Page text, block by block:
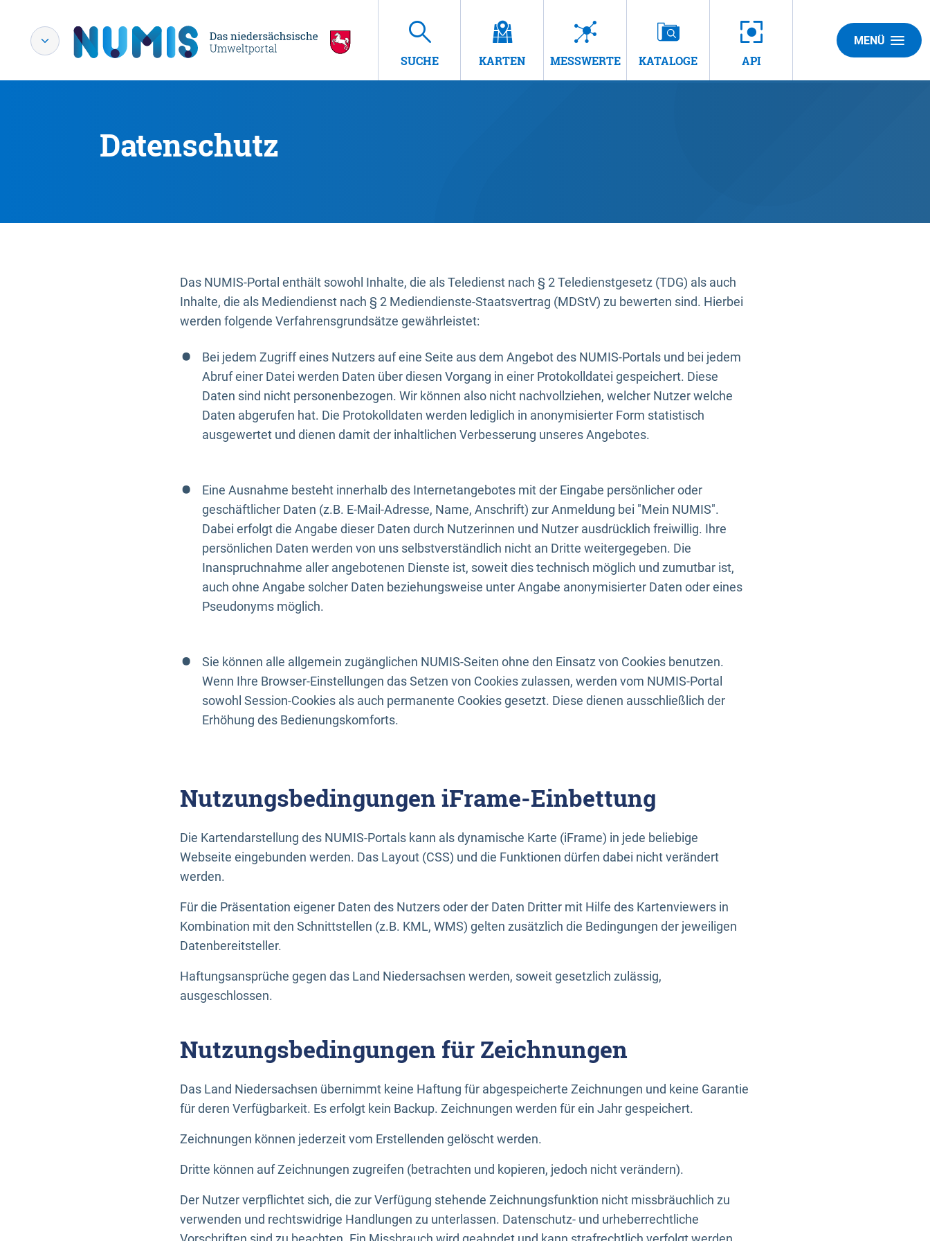
SUCHE KARTEN MESSWERTE KATALOGE API
MENÜ
Datenschutz
Das NUMIS-Portal enthält sowohl Inhalte, die als Teledienst nach § 2 Teledienstgesetz (TDG) als auch
Inhalte, die als Mediendienst nach § 2 Mediendienste-Staatsvertrag (MDStV) zu bewerten sind. Hierbei
werden folgende Verfahrensgrundsätze gewährleistet:
Bei jedem Zugriff eines Nutzers auf eine Seite aus dem Angebot des NUMIS-Portals und bei jedem
Abruf einer Datei werden Daten über diesen Vorgang in einer Protokolldatei gespeichert. Diese
Daten sind nicht personenbezogen. Wir können also nicht nachvollziehen, welcher Nutzer welche
Daten abgerufen hat. Die Protokolldaten werden lediglich in anonymisierter Form statistisch
ausgewertet und dienen damit der inhaltlichen Verbesserung unseres Angebotes.
Eine Ausnahme besteht innerhalb des Internetangebotes mit der Eingabe persönlicher oder
geschäftlicher Daten (z.B. E-Mail-Adresse, Name, Anschrift) zur Anmeldung bei "Mein NUMIS".
Dabei erfolgt die Angabe dieser Daten durch Nutzerinnen und Nutzer ausdrücklich freiwillig. Ihre
persönlichen Daten werden von uns selbstverständlich nicht an Dritte weitergegeben. Die
Inanspruchnahme aller angebotenen Dienste ist, soweit dies technisch möglich und zumutbar ist,
auch ohne Angabe solcher Daten beziehungsweise unter Angabe anonymisierter Daten oder eines
Pseudonyms möglich.
Sie können alle allgemein zugänglichen NUMIS-Seiten ohne den Einsatz von Cookies benutzen.
Wenn Ihre Browser-Einstellungen das Setzen von Cookies zulassen, werden vom NUMIS-Portal
sowohl Session-Cookies als auch permanente Cookies gesetzt. Diese dienen ausschließlich der
Erhöhung des Bedienungskomforts.
Nutzungsbedingungen iFrame-Einbettung
Die Kartendarstellung des NUMIS-Portals kann als dynamische Karte (iFrame) in jede beliebige
Webseite eingebunden werden. Das Layout (CSS) und die Funktionen dürfen dabei nicht verändert
werden.
Für die Präsentation eigener Daten des Nutzers oder der Daten Dritter mit Hilfe des Kartenviewers in
Kombination mit den Schnittstellen (z.B. KML, WMS) gelten zusätzlich die Bedingungen der jeweiligen
Datenbereitsteller.
Haftungsansprüche gegen das Land Niedersachsen werden, soweit gesetzlich zulässig,
ausgeschlossen.
Nutzungsbedingungen für Zeichnungen
Das Land Niedersachsen übernimmt keine Haftung für abgespeicherte Zeichnungen und keine Garantie
für deren Verfügbarkeit. Es erfolgt kein Backup. Zeichnungen werden für ein Jahr gespeichert.
Zeichnungen können jederzeit vom Erstellenden gelöscht werden.
Dritte können auf Zeichnungen zugreifen (betrachten und kopieren, jedoch nicht verändern).
Der Nutzer verpflichtet sich, die zur Verfügung stehende Zeichnungsfunktion nicht missbräuchlich zu
verwenden und rechtswidrige Handlungen zu unterlassen. Datenschutz- und urheberrechtliche